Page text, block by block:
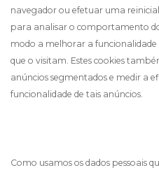
navegador ou efetuar uma
para analisar o comportamento
modo a melhorar a funcionalidade
que o visitam. Estes cookies
anúncios segmentados e medir a
funcionalidade de tais anúncios.
Como usamos os dados pessoais